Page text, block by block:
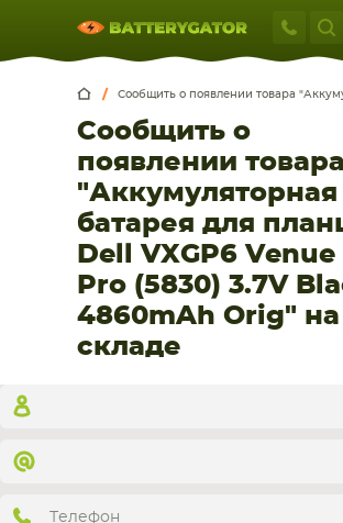
г. Москва, ул. Ткацкая, 5с3 (м.
Обратный звонок
Пн-Вс:
9:00-21:00
смартфона, планшета
Сообщить о появлении товара
Сообщить о
появлении товара
"Аккумуляторная
батарея для
Dell VXGP6 Venue
Pro (5830) 3.7V
4860mAh Orig" на
складе